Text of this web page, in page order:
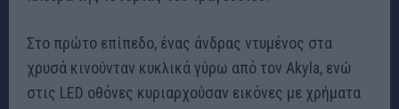
Στο πρώτο επίπεδο, ένας άνδρας ντυμένος στα
χρυσά κινούνταν κυκλικά γύρω από τον Akyla, ενώ
στις LED οθόνες κυριαρχούσαν εικόνες με χρήματα